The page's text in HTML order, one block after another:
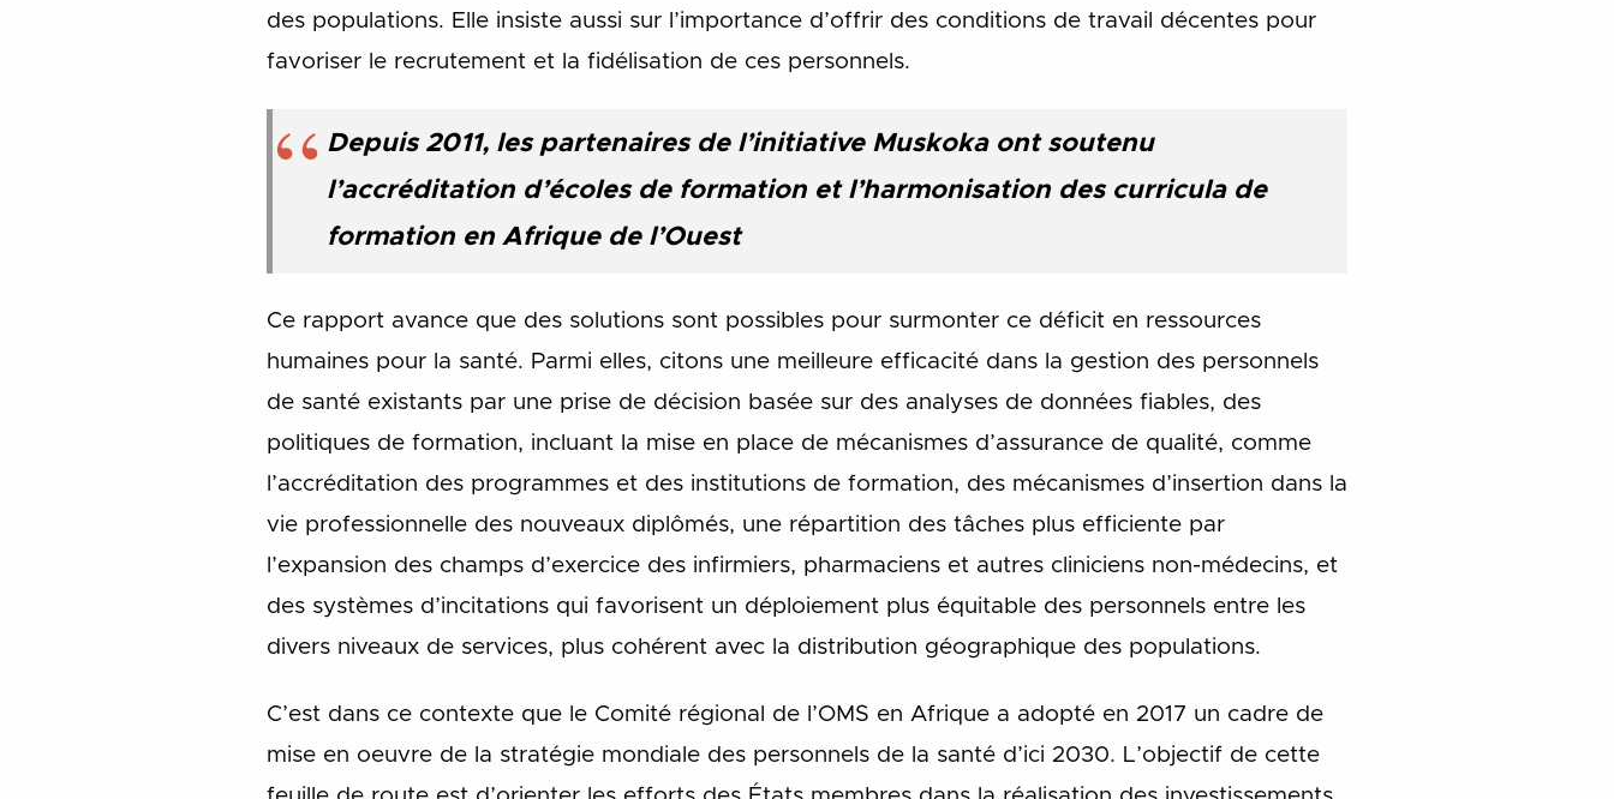
des populations. Elle insiste aussi sur l’importance d’offrir des conditions de travail décentes pour
favoriser le recrutement et la fidélisation de ces personnels.
Depuis 2011, les partenaires de l’initiative Muskoka ont soutenu
l’accréditation d’écoles de formation et l’harmonisation des curricula de
formation en Afrique de l’Ouest
Ce rapport avance que des solutions sont possibles pour surmonter ce déficit en ressources
humaines pour la santé. Parmi elles, citons une meilleure efficacité dans la gestion des personnels
de santé existants par une prise de décision basée sur des analyses de données fiables, des
politiques de formation, incluant la mise en place de mécanismes d’assurance de qualité, comme
l’accréditation des programmes et des institutions de formation, des mécanismes d’insertion dans la
vie professionnelle des nouveaux diplômés, une répartition des tâches plus efficiente par
l’expansion des champs d’exercice des infirmiers, pharmaciens et autres cliniciens non-médecins, et
des systèmes d’incitations qui favorisent un déploiement plus équitable des personnels entre les
divers niveaux de services, plus cohérent avec la distribution géographique des populations.
C’est dans ce contexte que le Comité régional de l’OMS en Afrique a adopté en 2017 un cadre de
mise en oeuvre de la stratégie mondiale des personnels de la santé d’ici 2030. L’objectif de cette